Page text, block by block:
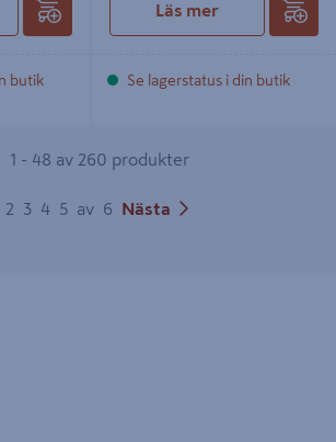
butik
Läs mer
Se lagerstatus i din butik
1 - 48 av 260 produkter
2 3 4 5 av 6 Nästa